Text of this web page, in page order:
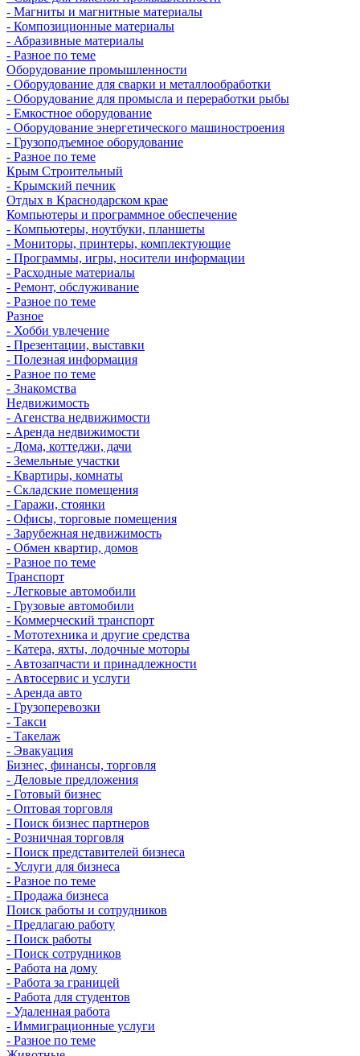
- Магниты и магнитные материалы
- Композиционные материалы
- Абразивные материалы
- Разное по теме
Оборудование промышленности
- Оборудование для сварки и металлообработки
- Оборудование для промысла и переработки рыбы
- Емкостное оборудование
- Оборудование энергетического машиностроения
- Грузоподъемное оборудование
- Разное по теме
Крым Строительный
- Крымский печник
Отдых в Краснодарском крае
Компьютеры и программное обеспечение
- Компьютеры, ноутбуки, планшеты
- Мониторы, принтеры, комплектующие
- Программы, игры, носители информации
- Расходные материалы
- Ремонт, обслуживание
- Разное по теме
Разное
- Хобби увлечение
- Презентации, выставки
- Полезная информация
- Разное по теме
- Знакомства
Недвижимость
- Агенства недвижимости
- Аренда недвижимости
- Дома, коттеджи, дачи
- Земельные участки
- Квартиры, комнаты
- Складские помещения
- Гаражи, стоянки
- Офисы, торговые помещения
- Зарубежная недвижимость
- Обмен квартир, домов
- Разное по теме
Транспорт
- Легковые автомобили
- Грузовые автомобили
- Коммерческий транспорт
- Мототехника и другие средства
- Катера, яхты, лодочные моторы
- Автозапчасти и принадлежности
- Автосервис и услуги
- Аренда авто
- Грузоперевозки
- Такси
- Такелаж
- Эвакуация
Бизнес, финансы, торговля
- Деловые предложения
- Готовый бизнес
- Оптовая торговля
- Поиск бизнес партнеров
- Розничная торговля
- Поиск представителей бизнеса
- Услуги для бизнеса
- Разное по теме
- Продажа бизнеса
Поиск работы и сотрудников
- Предлагаю работу
- Поиск работы
- Поиск сотрудников
- Работа на дому
- Работа за границей
- Работа для студентов
- Удаленная работа
- Иммиграционные услуги
- Разное по теме